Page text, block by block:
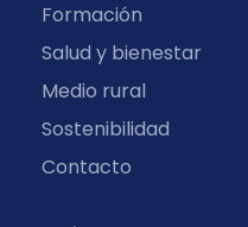
Formación
Salud y bienestar
Medio rural
Sostenibilidad
Contacto